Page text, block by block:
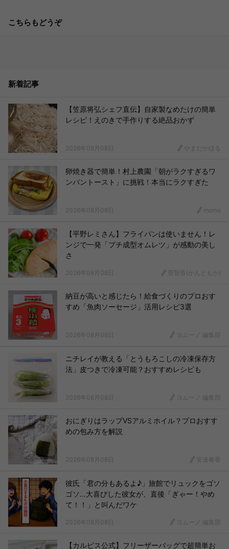
こちらもどうぞ
新着記事
【笠原将弘シェフ直伝】自家製なめたけの簡単
レシピ！えのきで手作りする絶品おかず
2026年08月08日 やまだかほる
卵焼き器で簡単！村上農園「朝がラクすぎるワ
ンパントースト」に挑戦！本当にラクすぎた
2026年08月08日 momo
【平野レミさん】フライパンは使いません！レ
ンジで一発「プチ成型オムレツ」が感動の美し
さ
2026年08月08日 菅智香(かんともか)
納豆が高いと感じたら！給食づくりのプロおす
すめ「魚肉ソーセージ」活用レシピ3選
2026年08月08日 ヨムーノ 編集部
ニチレイが教える「とうもろこしの冷凍保存方
法」皮つきで冷凍可能？おすすめレシピも
2026年08月08日 ヨムーノ 編集部
おにぎりはラップVSアルミホイル？プロおすす
めの包み方を解説
2026年08月08日 安達春香
彼氏「君の分もあるよ♪」旅館でリュックをゴソ
ゴソ…大喜びした彼女が、直後「ぎゃー！やめ
て！！」と叫んだワケ
2026年08月08日 ヨムーノ 編集部
【カルピス公式】フリーザーバッグで超簡単お